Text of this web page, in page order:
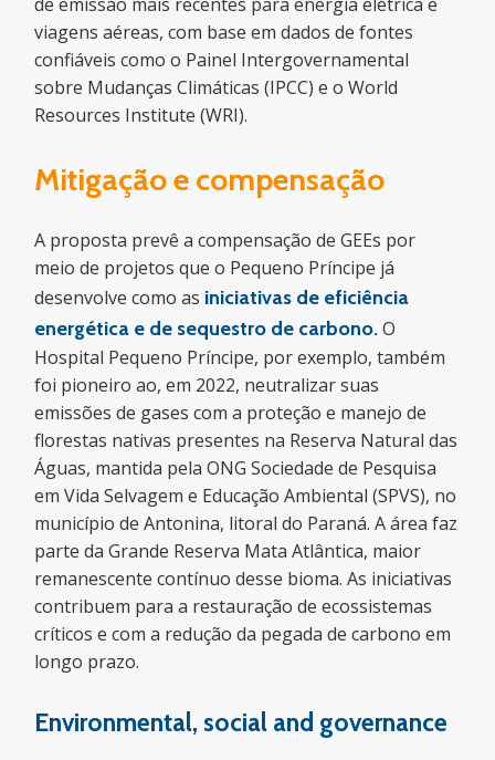
viagens aéreas, com base em dados de fontes
confiáveis como o Painel Intergovernamental
sobre Mudanças Climáticas (IPCC) e o World
Resources Institute (WRI).
Mitigação e compensação
A proposta prevê a compensação de GEEs por
meio de projetos que o Pequeno Príncipe já
desenvolve como as iniciativas de eficiência
energética e de sequestro de carbono.O
Hospital Pequeno Príncipe, por exemplo, também
foi pioneiro ao, em 2022, neutralizar suas
emissões de gases com a proteção e manejo de
florestas nativas presentes na Reserva Natural das
Águas, mantida pela ONG Sociedade de Pesquisa
em Vida Selvagem e Educação Ambiental (SPVS), no
município de Antonina, litoral do Paraná. A área faz
parte da Grande Reserva Mata Atlântica, maior
remanescente contínuo desse bioma. As iniciativas
contribuem para a restauração de ecossistemas
críticos e com a redução da pegada de carbono em
longo prazo.
Environmental, social and governance